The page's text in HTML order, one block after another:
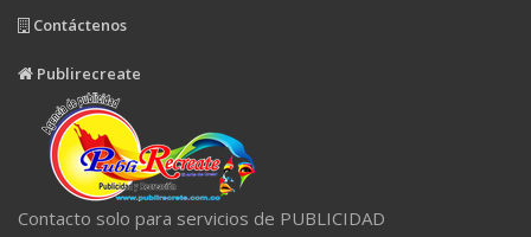
Contáctenos
Publirecreate
Contacto solo para servicios de PUBLICIDAD